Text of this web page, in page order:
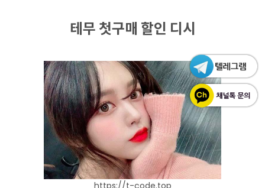
테무 첫구매 할인 디시
https://t-code.top